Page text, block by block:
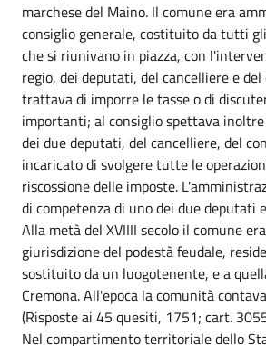
marchese del Maino. Il comune era
consiglio generale, costituito da tutti
che si riunivano in piazza, con
regio, dei deputati, del cancelliere e del
trattava di imporre le tasse o di
importanti; al consiglio spettava
dei due deputati, del cancelliere, del
incaricato di svolgere tutte le
riscossione delle imposte.
di competenza di uno dei due deputati
Alla metà del XVIIII secolo il comune
giurisdizione del podestà feudale,
sostituito da un luogotenente, e a
Cremona. All'epoca la comunità
(Risposte ai 45 quesiti, 1751; cart.
Nel compartimento territoriale dello